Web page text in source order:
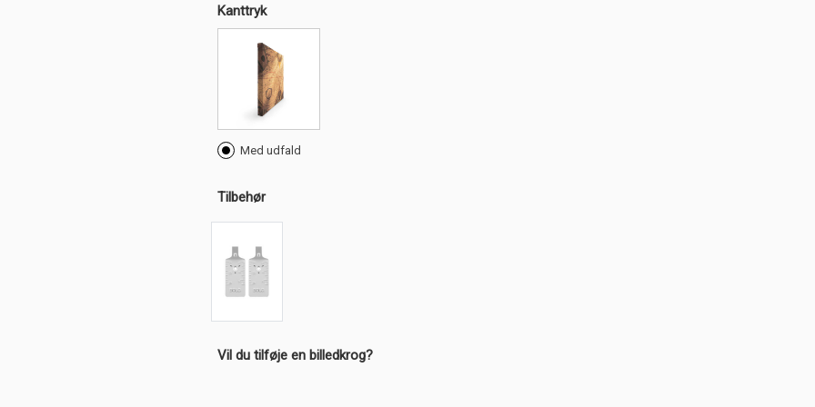
Kanttryk
Med udfald
Tilbehør
Vil du tilføje en billedkrog?